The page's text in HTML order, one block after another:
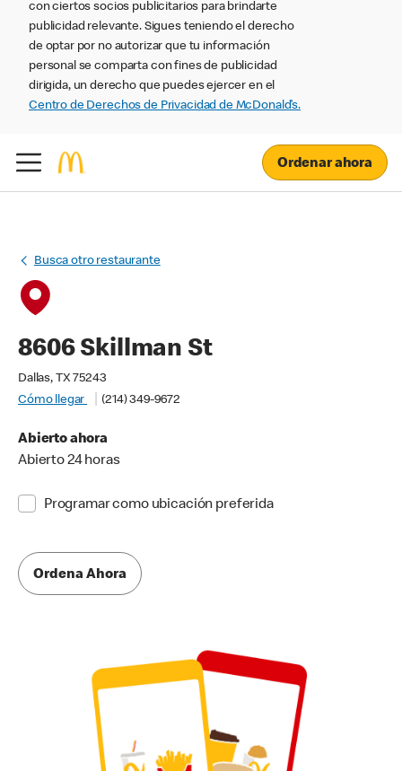
con ciertos socios publicitarios para brindarte
publicidad relevante. Sigues teniendo el derecho
de optar por no autorizar que tu información
personal se comparta con fines de publicidad
dirigida, un derecho que puedes ejercer en el
Centro de Derechos de Privacidad de McDonald’s.
Ordenar ahora
Busca otro restaurante
8606 Skillman St
Dallas, TX 75243
Cómo llegar
(214) 349-9672
Abierto ahora
Abierto 24 horas
Programar como ubicación preferida
Ordena Ahora